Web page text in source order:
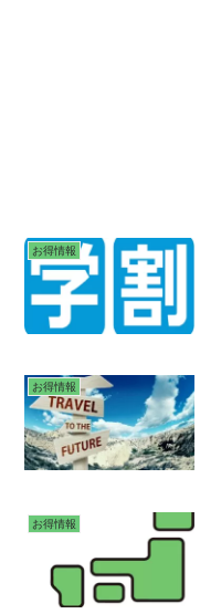
お得情報
お得情報
お得情報